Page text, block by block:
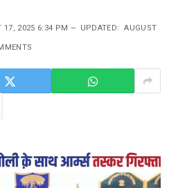
17, 2025 6:34 PM UPDATED: AUGUST